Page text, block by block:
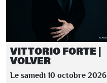
VITTORIO FORTE |
VOLVER
Le samedi 10 octobre 2026